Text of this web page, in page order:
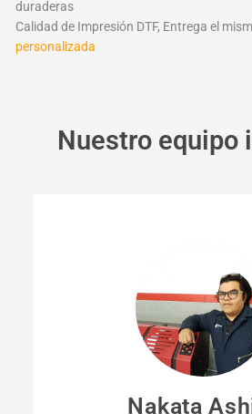
duraderas
Calidad de Impresión DTF, Entrega el
personalizada
Nuestro equipo
Nakata